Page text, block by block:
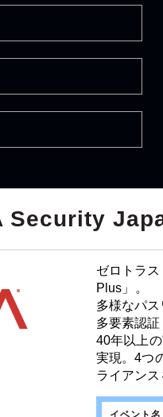
Security
ゼロトラ
Plus」。
多様なパ
多要素認
40年以上
実現。4つ
ライアン
イベント名